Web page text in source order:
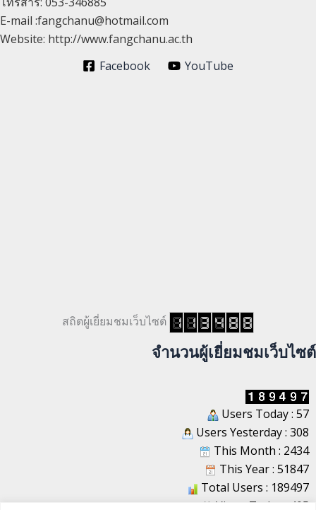
E-mail :fangchanu@hotmail.com
Website: http://www.fangchanu.ac.th
Facebook
YouTube
สถิตผู้เยี่ยมชมเว็บไซต์
จำนวนผู้เยี่ยมชมเว็บไซต์
Users Today : 57
Users Yesterday : 308
This Month : 2434
This Year : 51847
Total Users : 189497
Views Today : 405